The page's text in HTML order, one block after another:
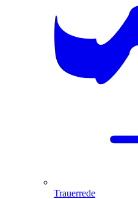
Trauerrede